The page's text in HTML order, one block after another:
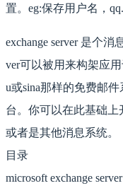
置。eg:保存用户名，
exchange server 是个消
ver可以被用来构架应
u或sina那样的免费邮件
台。你可以在此基础
或者是其他消息系统。
目录
microsoft exchange